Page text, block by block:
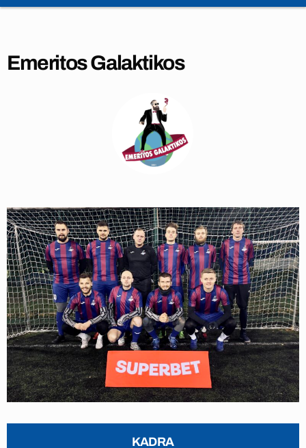
Emeritos Galaktikos
KADRA